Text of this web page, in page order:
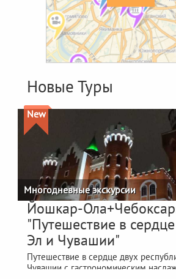
Новые Туры
New
Многодневные экскурсии
Йошкар-
"Путешествие в
Эл и Чувашии"
Путешествие в сердце двух
Чувашии с гастрономическим